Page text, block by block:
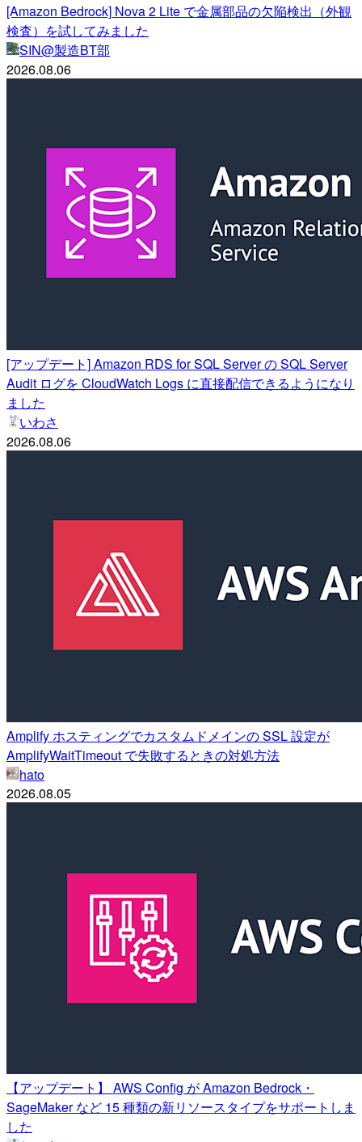
[Amazon Bedrock] Nova 2 Lite で金属部品の欠陥検出（外観
検査）を試してみました
SIN@製造BT部
2026.08.06
[アップデート] Amazon RDS for SQL Server の SQL Server
Audit ログを CloudWatch Logs に直接配信できるようになり
ました
いわさ
2026.08.06
Amplify ホスティングでカスタムドメインの SSL 設定が
AmplifyWaitTimeout で失敗するときの対処方法
hato
2026.08.05
【アップデート】 AWS Config が Amazon Bedrock・
SageMaker など 15 種類の新リソースタイプをサポートしま
した